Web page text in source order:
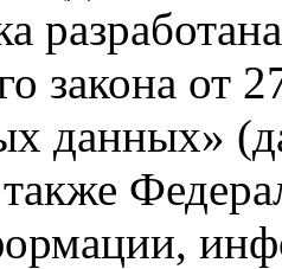
закона
данных»